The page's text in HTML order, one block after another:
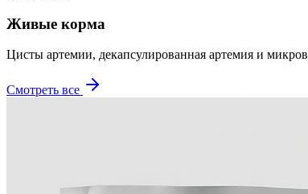
Живые корма
Цисты артемии, декапсулированная артемия и
Смотреть все